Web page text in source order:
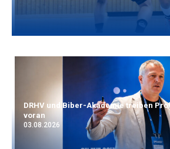
DRHV und Biber-Akademie treiben
voran
03.08.2026